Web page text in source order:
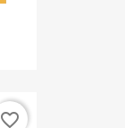
favorite_border